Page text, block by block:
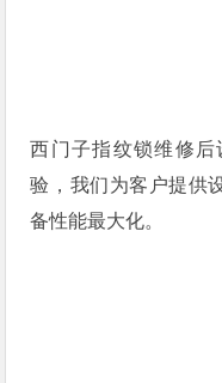
西门子指纹锁维修
验，我们为客户提供
备性能最大化。